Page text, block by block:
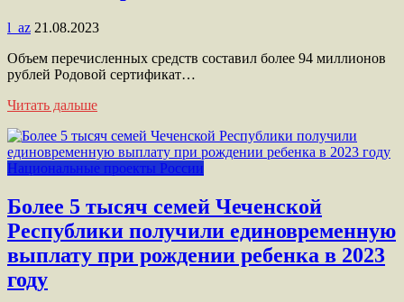
l_az 21.08.2023
Объем перечисленных средств составил более 94 миллионов
рублей Родовой сертификат…
Читать дальше
Национальные проекты России
Более 5 тысяч семей Чеченской
Республики получили единовременную
выплату при рождении ребенка в 2023
году